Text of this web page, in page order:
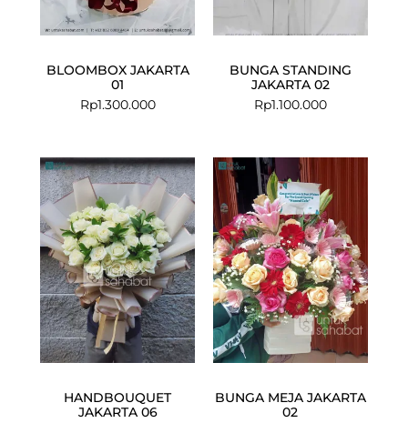
BLOOMBOX JAKARTA
01
Rp1.300.000
BUNGA STANDING
JAKARTA 02
Rp1.100.000
HANDBOUQUET
JAKARTA 06
Original
price
was:
Rp850.000.
Current
price
is:
Rp699.000.
BUNGA MEJA JAKARTA
02